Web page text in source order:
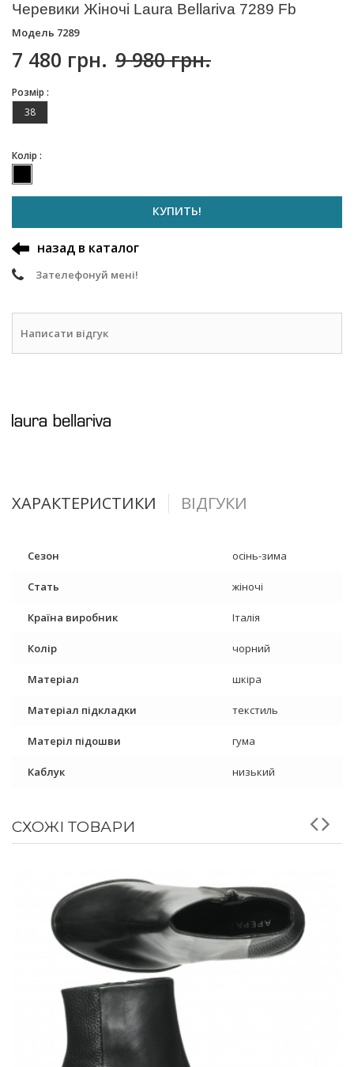
Черевики Жіночі Laura Bellariva 7289 Fb
Модель 7289
7 480 грн. 9 980 грн.
Розмір :
38
Колір :
КУПИТЬ!
назад в каталог
Зателефонуй мені!
Написати відгук
ХАРАКТЕРИСТИКИ ВІДГУКИ
Сезон осінь-зима
Стать жіночі
Країна виробник Італія
Колір чорний
Матеріал шкіра
Матеріал підкладки текстиль
Матеріл підошви гума
Каблук низький
СХОЖІ ТОВАРИ